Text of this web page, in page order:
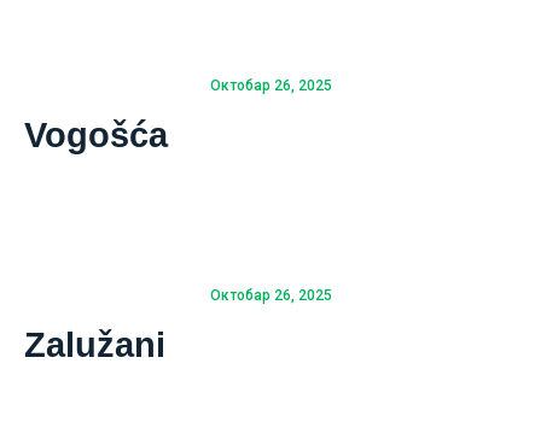
Nestro Petrol
Октобар 26, 2025
Vogošća
Октобар 26, 2025
Zalužani